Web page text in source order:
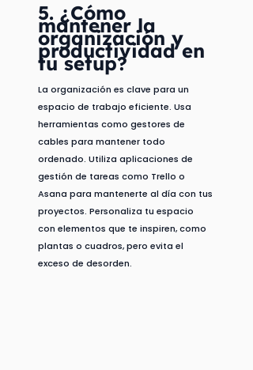
5. ¿Cómo
mantener la
organización y
productividad en
tu setup?
La organización es clave para un
espacio de trabajo eficiente. Usa
herramientas como gestores de
cables para mantener todo
ordenado. Utiliza aplicaciones de
gestión de tareas como Trello o
Asana para mantenerte al día con tus
proyectos. Personaliza tu espacio
con elementos que te inspiren, como
plantas o cuadros, pero evita el
exceso de desorden.